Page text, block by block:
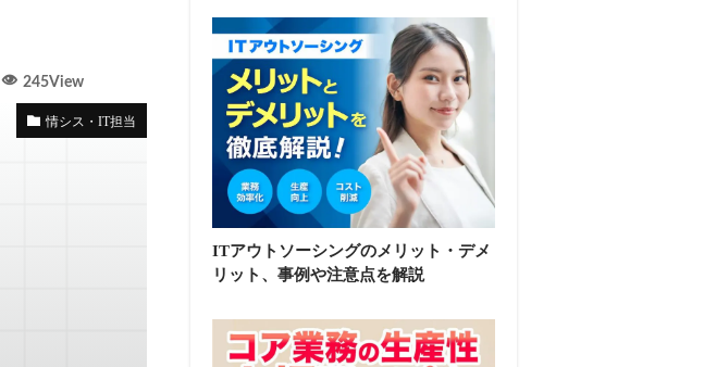
245View
情シス・IT担当
ITアウトソーシングのメリット・デメ
リット、事例や注意点を解説